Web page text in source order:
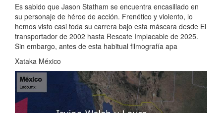
Es sabido que Jason Statham se encuentra encasillado en
su personaje de héroe de acción. Frenético y violento, lo
hemos visto casi toda su carrera bajo esta máscara desde El
transportador de 2002 hasta Rescate Implacable de 2025.
Sin embargo, antes de esta habitual filmografía apa
Xataka México